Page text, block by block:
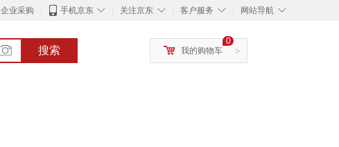
企业采购 ◇
手机京东 ◇
关注京东 ◇
客户服务 ◇
网站导航
搜索 >
0
我的购物车